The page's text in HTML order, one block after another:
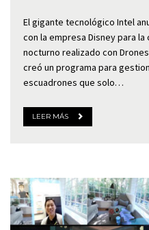
El gigante tecnológico Intel
con la empresa Disney para
nocturno realizado con
creó un programa para
escuadrones que solo…
LEER MÁS